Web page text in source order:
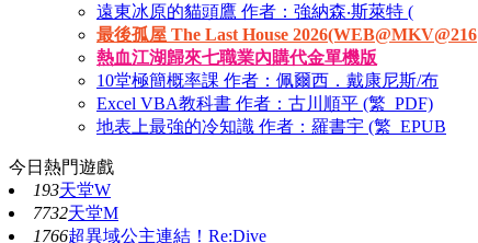
遠東冰原的貓頭鷹 作者：強納森‧斯萊特 (
最後孤屋 The Last House 2026(WEB@MKV@216
熱血江湖歸來七職業內購代金單機版
10堂極簡概率課 作者：佩爾西．戴康尼斯/布
Excel VBA教科書 作者：古川順平 (繁_PDF)
地表上最強的冷知識 作者：羅書宇 (繁_EPUB
今日熱門遊戲
193天堂W
7732天堂M
1766超異域公主連結！Re:Dive